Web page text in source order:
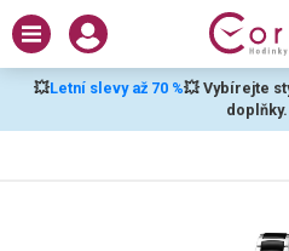
💥Letní slevy až 70 %💥 Vybírejte
doplňky.